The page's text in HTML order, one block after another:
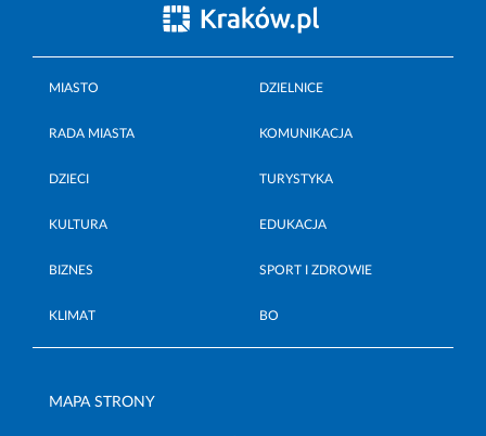
MIASTO DZIELNICE
RADA MIASTA KOMUNIKACJA
DZIECI TURYSTYKA
KULTURA EDUKACJA
BIZNES SPORT I ZDROWIE
KLIMAT BO
MAPA STRONY